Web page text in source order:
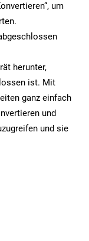
um
herunter,
ist. Mit
ganz einfach
und
und sie